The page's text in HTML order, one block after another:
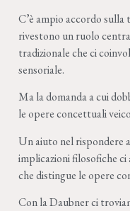
C’è ampio accordo sulla
rivestono un ruolo
tradizionale che ci
sensoriale.
Ma la domanda a cui
le opere concettuali
Un aiuto nel rispondere
implicazioni filosofiche ci
che distingue le opere
Con la Daubner ci